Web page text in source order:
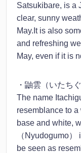
Satsukibare, is a
clear, sunny
May.It is also
and refreshing
May, even if it is
・鼬雲（いたち
The name
resemblance to a
base and white,
（Nyudogumo
be seen as